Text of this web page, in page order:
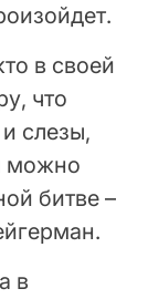
в своей
что
слезы,
можно
битве –
в